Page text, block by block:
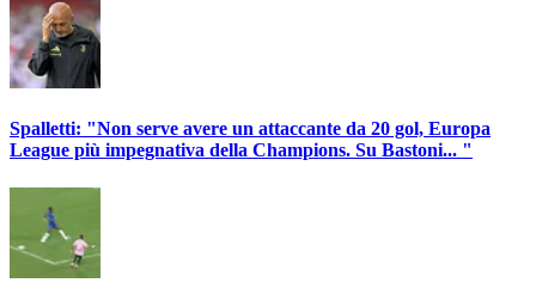
Spalletti: "Non serve avere un attaccante da 20 gol, Europa
League più impegnativa della Champions. Su Bastoni... "